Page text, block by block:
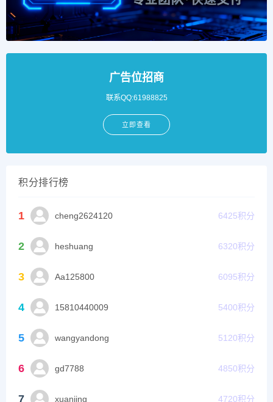
广告位招商
联系QQ:61988825
立即查看
积分排行榜
1 cheng2624120 6425积分
2 heshuang 6320积分
3 Aa125800 6095积分
4 15810440009 5400积分
5 wangyandong 5120积分
6 gd7788 4850积分
7 xuanjing 4720积分